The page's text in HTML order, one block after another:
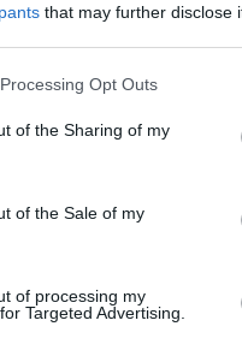
that may further disclose
Opt Outs
of the Sharing of my
of the Sale of my
of processing my
Targeted Advertising.
portfolio.hu
olvasása előfizetéses
cikkarchívum
elmúlt 2 év napon belüli